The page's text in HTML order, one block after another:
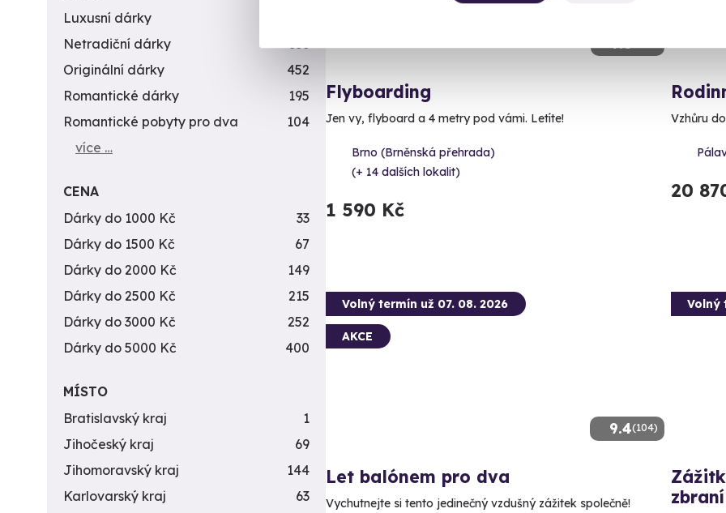
9.6
Flyboarding
Jen vy, flyboard a 4 metry pod vámi. Letíte!
Brno (Brněnská přehrada)
(+ 14 dalších lokalit)
1 590 Kč
Vzhůru
20
9.4(104)
Volný termín už 07. 08. 2026
AKCE
Let balónem pro dva
Vychutnejte si tento jedinečný vzdušný zážitek společně!
Volný
zbraní
Luxusní dárky
Netradiční dárky
353
Originální dárky
452
Romantické dárky
195
Romantické pobyty pro dva
104
více …
CENA
Dárky do 1000 Kč
33
Dárky do 1500 Kč
67
Dárky do 2000 Kč
149
Dárky do 2500 Kč
215
Dárky do 3000 Kč
252
Dárky do 5000 Kč
400
MÍSTO
Bratislavský kraj
1
Jihočeský kraj
69
Jihomoravský kraj
144
Karlovarský kraj
63